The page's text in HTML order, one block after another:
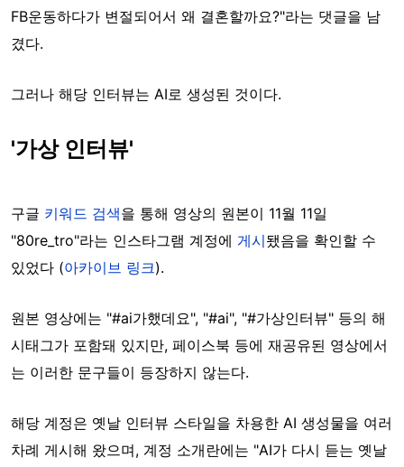
FB운동하다가 변절되어서 왜 결혼할까요?"라는 댓글을 남
겼다.
그러나 해당 인터뷰는 AI로 생성된 것이다.
'가상 인터뷰'
구글 키워드 검색을 통해 영상의 원본이 11월 11일
"80re_tro"라는 인스타그램 계정에 게시됐음을 확인할 수
있었다 (아카이브 링크).
원본 영상에는 "#ai가했데요", "#ai", "#가상인터뷰" 등의 해
시태그가 포함돼 있지만, 페이스북 등에 재공유된 영상에서
는 이러한 문구들이 등장하지 않는다.
해당 계정은 옛날 인터뷰 스타일을 차용한 AI 생성물을 여러
차례 게시해 왔으며, 계정 소개란에는 "AI가 다시 듣는 옛날